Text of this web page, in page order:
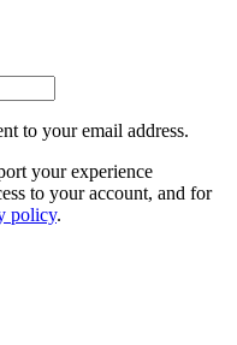
to your email address.
your experience
to your account, and for
policy.